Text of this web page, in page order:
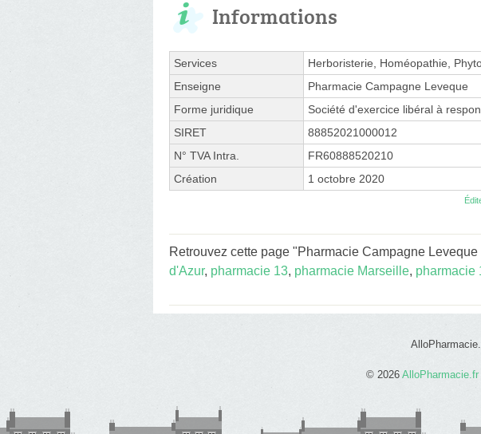
Informations
Services
Herboristerie, Homéopathie,
Enseigne
Pharmacie Campagne Leveque
Forme juridique
Société d'exercice libéral à
SIRET
88852021000012
N° TVA Intra.
FR60888520210
Création
1 octobre 2020
Retrouvez cette page "Pharmacie Campagne
d'Azur, pharmacie 13, pharmacie Marseille, pharmacie
© 2026 AlloPharmacie.fr